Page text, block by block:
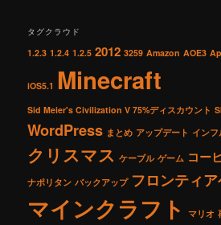
タグクラウド
1.2.3 1.2.4 1.2.5 2012 3259 Amazon AOE3
iOS5.1 Minecraft
Sid Meier's Civilization V 75%ディスカウント
WordPress まとめ アップデート イン
クリスマス ケーブル ゲーム コー
ナポリタン バックアップ フロンティ
マインクラフト マリオ